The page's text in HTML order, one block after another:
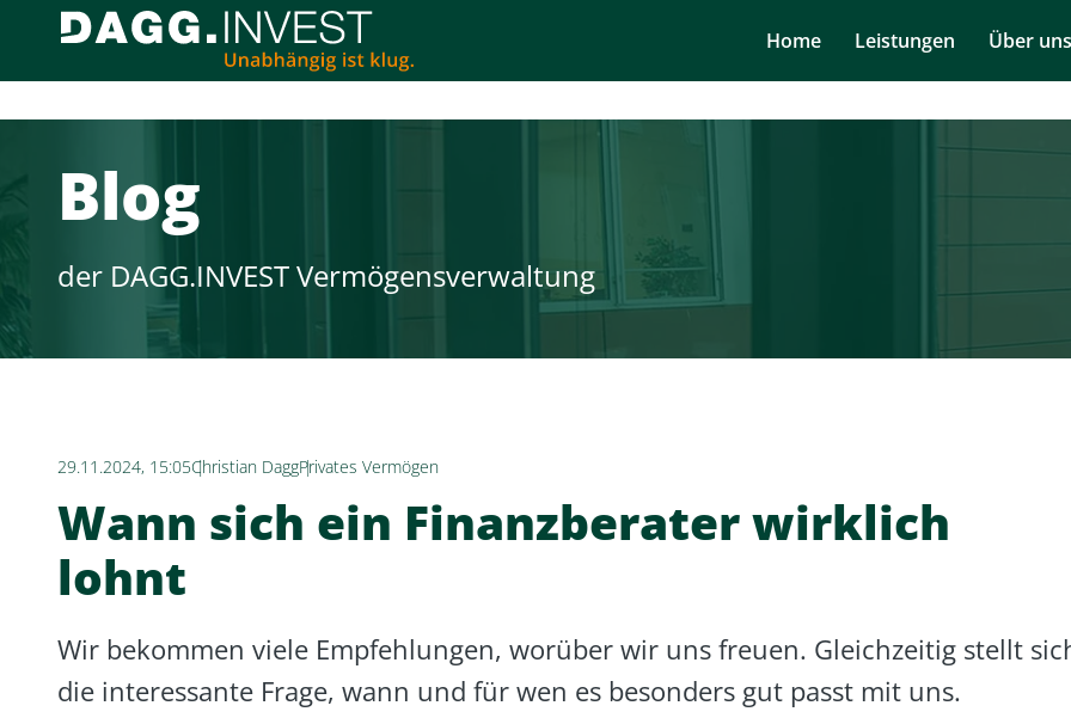
überspringen
Home Leistungen Über uns
Blog
der DAGG.INVEST Vermögensverwaltung
29.11.2024, 15:05Christian DaggPrivates Vermögen
Wann sich ein Finanzberater wirklich
lohnt
Wir bekommen viele Empfehlungen, worüber wir uns freuen. Gleichzeitig stellt
die interessante Frage, wann und für wen es besonders gut passt mit uns.